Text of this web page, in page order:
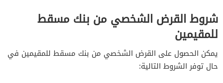
شروط القرض الشخصي من بنك مسقط
للمقيمين
يمكن الحصول على القرض الشخصي من بنك مسقط للمقيمين في
حال توفر الشروط التالية: